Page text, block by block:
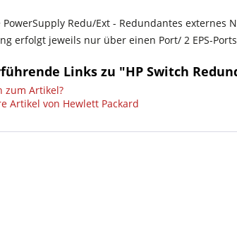
PowerSupply Redu/Ext - Redundantes externes
erfolgt jeweils nur über einen Port/ 2 EPS-
Links zu "HP Switch
zum Artikel?
Artikel von Hewlett Packard